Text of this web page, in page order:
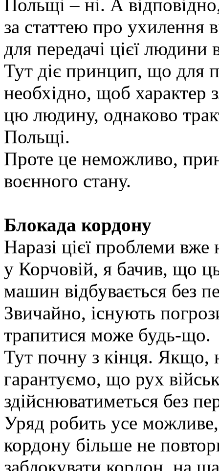
Польщі – ні. А
за статтею про ухилення
для передачі цієї людини
Тут діє принцип, що для
необхідно, щоб характер
цю людину, однаково
Польщі.
Проте це неможливо,
воєнного стану.
Блокада кордону
Наразі цієї проблеми
у Корчовій, я бачив, що
машин відбувається без
Звичайно, існують
трапитися може будь-що.
Тут почну з кінця. Якщо,
гарантуємо, що рух
здійснюватиметься без
Уряд робить усе
кордону більше не
заблокувати кордон, на